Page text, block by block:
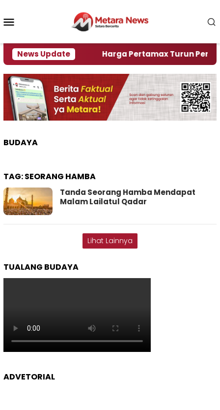
konten
News Update
Krisi Air Harga Pertamax Turun Per Hari
BUDAYA
TAG:SEORANG HAMBA
Tanda Seorang Hamba Mendapat
Malam Lailatul Qadar
Lihat Lainnya
TUALANG BUDAYA
ADVETORIAL